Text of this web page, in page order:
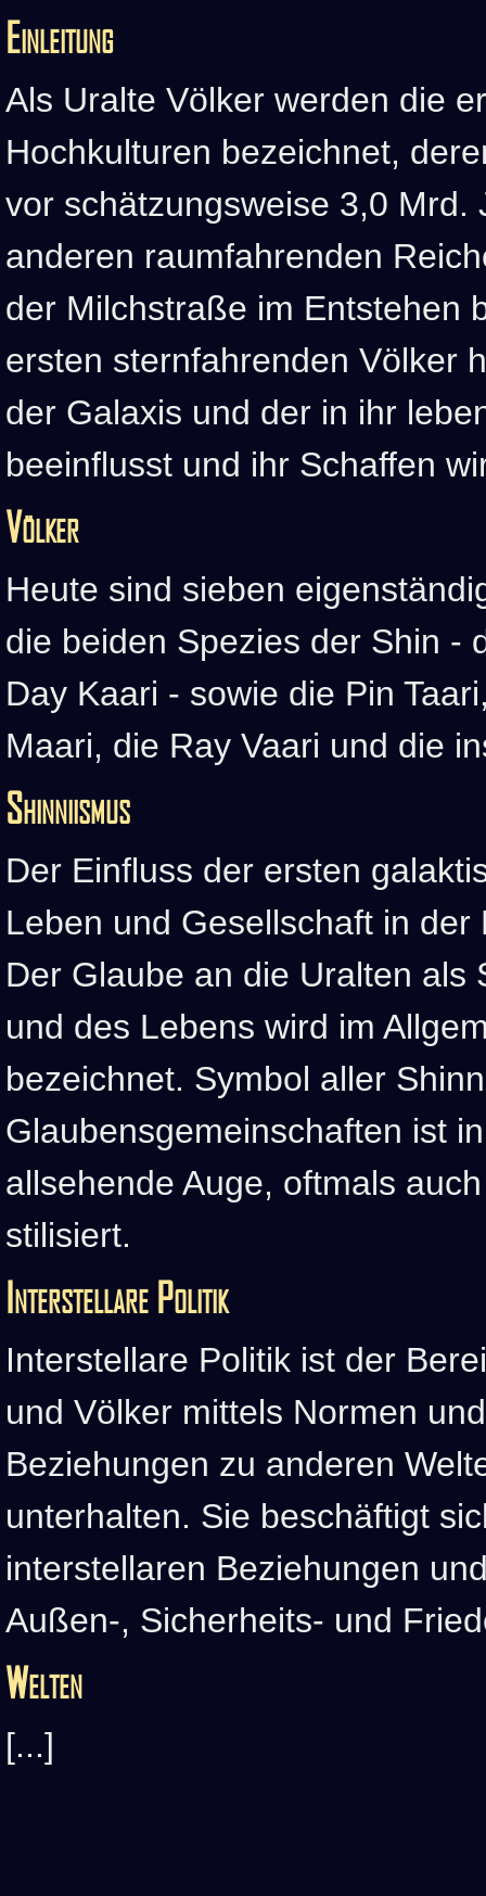
Einleitung
Als Uralte Völker werden die
Hochkulturen bezeichnet,
vor schätzungsweise 3,0 Mrd.
anderen raumfahrenden
der Milchstraße im Entstehen
ersten sternfahrenden Völker
der Galaxis und der in ihr
beeinflusst und ihr Schaffen
Völker
Heute sind sieben
die beiden Spezies der Shin -
Day Kaari - sowie die Pin
Maari, die Ray Vaari und die
Shinniismus
Der Einfluss der ersten
Leben und Gesellschaft in
Der Glaube an die Uralten als
und des Lebens wird im
bezeichnet. Symbol aller
Glaubensgemeinschaften ist
allsehende Auge, oftmals
stilisiert.
Interstellare Politik
Interstellare Politik ist der
und Völker mittels Normen
Beziehungen zu anderen
unterhalten. Sie beschäftigt
interstellaren Beziehungen
Außen-, Sicherheits- und
Welten
[...]